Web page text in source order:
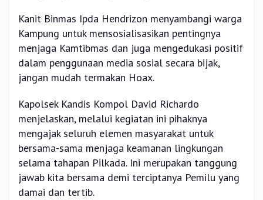
Kanit Binmas Ipda Hendrizon menyambangi warga
Kampung untuk mensosialisasikan pentingnya
menjaga Kamtibmas dan juga mengedukasi positif
dalam penggunaan media sosial secara bijak,
jangan mudah termakan Hoax.
Kapolsek Kandis Kompol David Richardo
menjelaskan, melalui kegiatan ini pihaknya
mengajak seluruh elemen masyarakat untuk
bersama-sama menjaga keamanan lingkungan
selama tahapan Pilkada. Ini merupakan tanggung
jawab kita bersama demi terciptanya Pemilu yang
damai dan tertib.